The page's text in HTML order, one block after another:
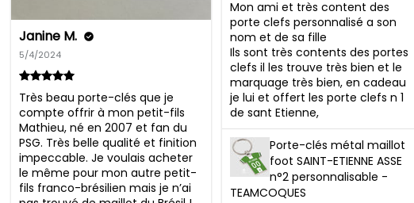
Mon ami et très content des
porte clefs personnalisé a son
nom et de sa fille
Ils sont très contents des portes
clefs il les trouve très bien et le
marquage très bien, en cadeau
je lui et offert les porte clefs n 1
de sant Etienne,
Porte-clés métal maillot
foot SAINT-ETIENNE ASSE
n°2 personnalisable -
TEAMCOQUES
Janine M.
5/4/2024
Très beau porte-clés que je
compte offrir à mon petit-fils
Mathieu, né en 2007 et fan du
PSG. Très belle qualité et finition
impeccable. Je voulais acheter
le même pour mon autre petit-
fils franco-brésilien mais je n’ai